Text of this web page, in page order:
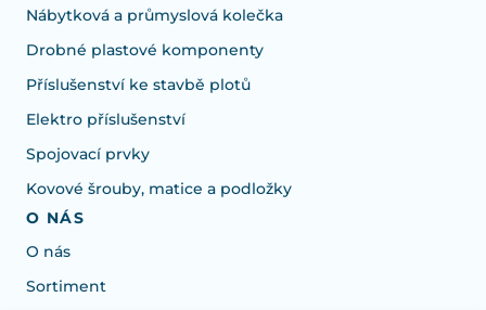
Nábytková a průmyslová kolečka
Drobné plastové komponenty
Příslušenství ke stavbě plotů
Elektro příslušenství
Spojovací prvky
Kovové šrouby, matice a podložky
O NÁS
O nás
Sortiment